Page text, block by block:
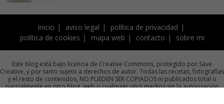
Inicio aviso legal
política de privacidad
política de cookies
mapa web contacto sobre mi
Este blog está bajo licencia de Creative Commons, protegido por Save
Creative, y por tanto sujeto a derechos de autor. Todas las recetas, fotografías
y el resto de contenidos, NO PUEDEN SER COPIADOS ni publicados total o
parcialmente en otro blog, web o cualquier otro medios sin la autorización